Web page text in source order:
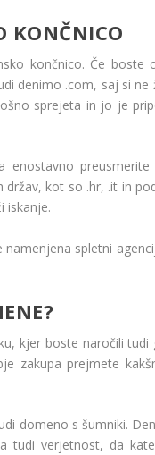
KONČNICO
končnico. Če boste
denimo .com, saj si
sprejeta in jo je
kot so .hr, .it in
iskanje.
spletni
kjer boste naročili tudi
zakupa prejmete
domeno s šumniki.
tudi verjetnost, da